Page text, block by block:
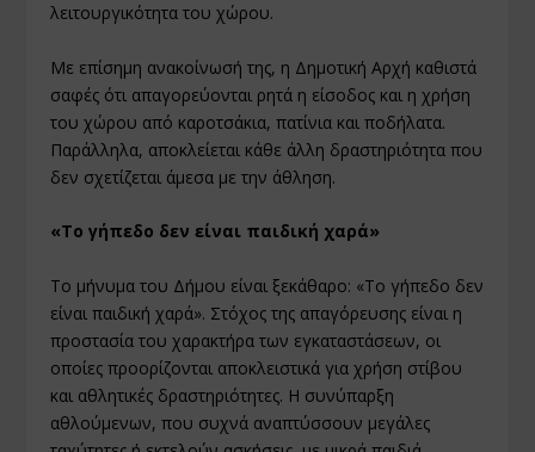
λειτουργικότητα του χώρου.
Με επίσημη ανακοίνωσή της, η Δημοτική Αρχή καθιστά
σαφές ότι απαγορεύονται ρητά η είσοδος και η χρήση
του χώρου από καροτσάκια, πατίνια και ποδήλατα.
Παράλληλα, αποκλείεται κάθε άλλη δραστηριότητα που
δεν σχετίζεται άμεσα με την άθληση.
«Το γήπεδο δεν είναι παιδική χαρά»
Το μήνυμα του Δήμου είναι ξεκάθαρο: «Το γήπεδο δεν
είναι παιδική χαρά». Στόχος της απαγόρευσης είναι η
προστασία του χαρακτήρα των εγκαταστάσεων, οι
οποίες προορίζονται αποκλειστικά για χρήση στίβου
και αθλητικές δραστηριότητες. Η συνύπαρξη
αθλούμενων, που συχνά αναπτύσσουν μεγάλες